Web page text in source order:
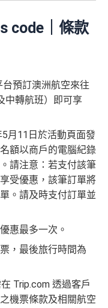
code｜條款
預訂澳洲航空來往
中轉航班）即可享
月11日於活動頁面發
額以商戶的電腦紀錄
請注意：若支付該筆
受優惠，該筆訂單將
。請及時支付訂單並
惠最多一次。
，最後旅行時間為
Trip.com 透過客戶
機票條款及相關航空